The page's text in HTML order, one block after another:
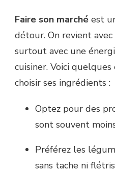
Faire son marché est
détour. On revient
surtout avec une
cuisiner. Voici
choisir ses ingrédients :
Optez pour des
sont souvent
Préférez les
sans tache ni